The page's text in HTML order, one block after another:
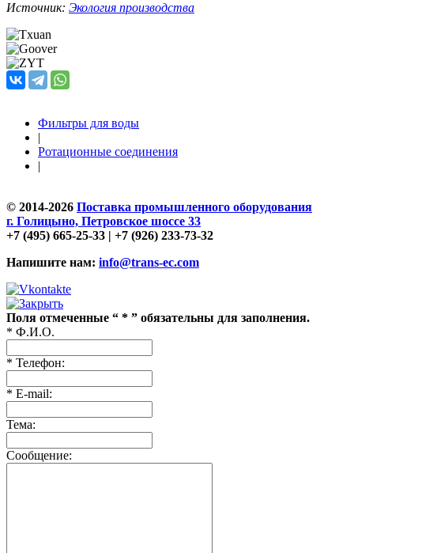
Источник: Экология производства
Фильтры для воды
|
Ротационные соединения
|
© 2014-2026 Поставка промышленного оборудования
г. Голицыно, Петровское шоссе 33
+7 (495) 665-25-33 | +7 (926) 233-73-32
Напишите нам: info@trans-ec.com
Поля отмеченные “ * ” обязательны для заполнения.
* Ф.И.О.
* Телефон:
* E-mail:
Тема:
Сообщение: